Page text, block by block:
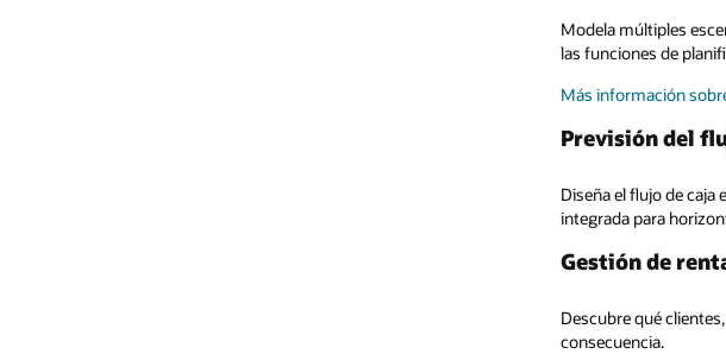
Modela múltiples
las funciones de
Más información
Previsión del
Diseña el flujo de
integrada para
Gestión de
Descubre qué
consecuencia.